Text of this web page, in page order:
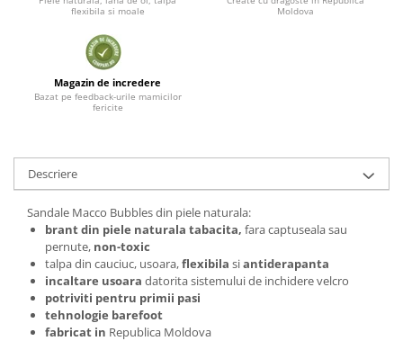
flexibila si moale
Moldova
Magazin de incredere
Bazat pe feedback-urile mamicilor
fericite
Descriere
Sandale Macco Bubbles din piele naturala:
brant din piele naturala tabacita, fara captuseala sau
pernute, non-toxic
talpa din cauciuc, usoara,flexibila siantiderapanta
incaltare usoara datorita sistemului de inchidere velcro
potriviti pentru primii pasi
tehnologie barefoot
fabricat in Republica Moldova